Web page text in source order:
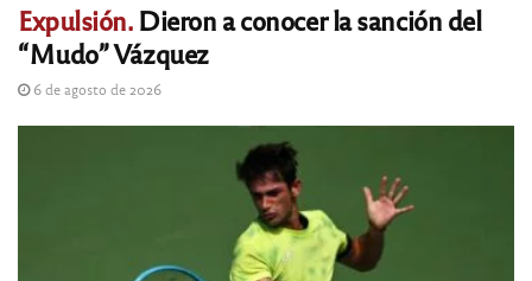
Expulsión.Dieron a conocer la sanción del
“Mudo” Vázquez
6 de agosto de 2026